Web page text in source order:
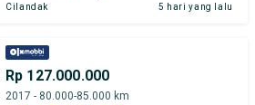
Cilandak 5 hari yang lalu
Rp 127.000.000
2017 - 80.000-85.000 km